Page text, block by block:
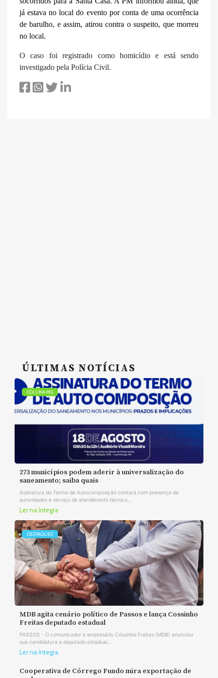
já estava no local do evento por conta de uma ocorrência
de barulho, e assim, atirou contra o suspeito, que morreu
no local.
O caso foi registrado como homicídio e está sendo
investigado pela Polícia Civil.
ÚLTIMAS NOTÍCIAS
COLUNA MG
273 municípios podem aderir à universalização do
saneamento; saiba quais
Assinatura do Termo de Autocomposição contará com presença de
autoridades e serviço de atendimento técnico...
Ler na íntegra
DESTAQUES
MDB agita cenário político de Passos e lança Cossinho
Freitas deputado estadual
PASSOS - O comunicador e empresário Cóssinho Freitas (MDB) anunciou
sua candidatura a deputado estadual...
Ler na íntegra
Cooperativa de Córrego Fundo mira exportação de